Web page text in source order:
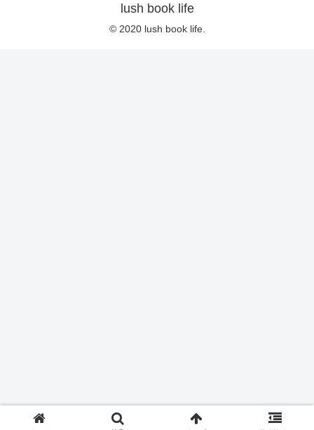
lush book life
© 2020 lush book life.